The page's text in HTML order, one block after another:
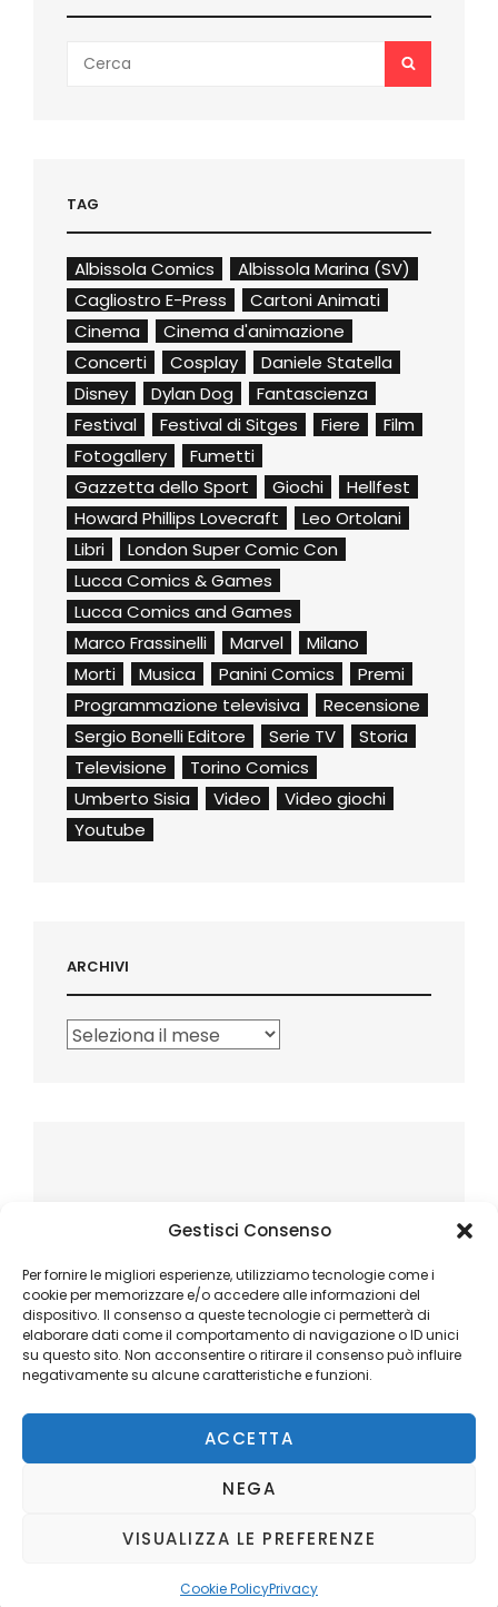
Gestisci Consenso
Per fornire le migliori esperienze, utilizziamo tecnologie come i
cookie per memorizzare e/o accedere alle informazioni del
dispositivo. Il consenso a queste tecnologie ci permetterà di
elaborare dati come il comportamento di navigazione o ID unici
su questo sito. Non acconsentire o ritirare il consenso può influire
negativamente su alcune caratteristiche e funzioni.
ACCETTA
NEGA
VISUALIZZA LE PREFERENZE
Cookie PolicyPrivacy
for:
SEARCH
TAG
Albissola Comics
Albissola Marina (SV)
Cagliostro E-Press
Cartoni Animati
Cinema
Cinema d'animazione
Concerti
Cosplay
Daniele Statella
Disney
Dylan Dog
Fantascienza
Festival
Festival di Sitges Fiere
Film
Fotogallery
Fumetti
Gazzetta dello Sport
Giochi
Hellfest
Howard Phillips Lovecraft
Leo Ortolani
Libri
London Super Comic Con
Lucca Comics & Games
Lucca Comics and Games
Marco Frassinelli
Marvel
Milano
Morti
Musica Panini Comics
Premi
Programmazione televisiva
Recensione
Sergio Bonelli Editore
Serie TV
Storia
Televisione
Torino Comics
Umberto Sisia
Video
Video giochi
Youtube
ARCHIVI
Archivi
Copyright © 2026Ilblogger.it. All Rights Reserved.
Catch Mag byCatch Themes